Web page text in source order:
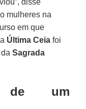
mulheres na
em que
Última Ceia foi
daSagrada
de um